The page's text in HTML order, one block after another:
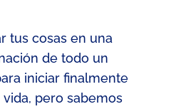
tus cosas en una
de todo un
iniciar finalmente
pero sabemos